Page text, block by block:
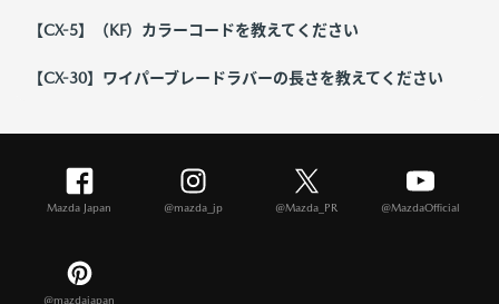
【CX-5】（KF）カラーコードを教えてください
【CX-30】ワイパーブレードラバーの長さを教えてください
Mazda Japan @mazda_jp @Mazda_PR @MazdaOfficial
@mazdajapan